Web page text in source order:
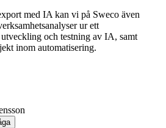
med IA kan vi på Sweco även
ur ett
och testning av IA, samt
inom automatisering.